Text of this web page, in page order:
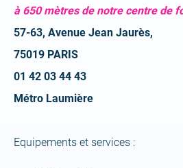
à 650 mètres de notre centre de
57-63, Avenue Jean Jaurès,
75019 PARIS
01 42 03 44 43
Métro Laumière
Equipements et services :